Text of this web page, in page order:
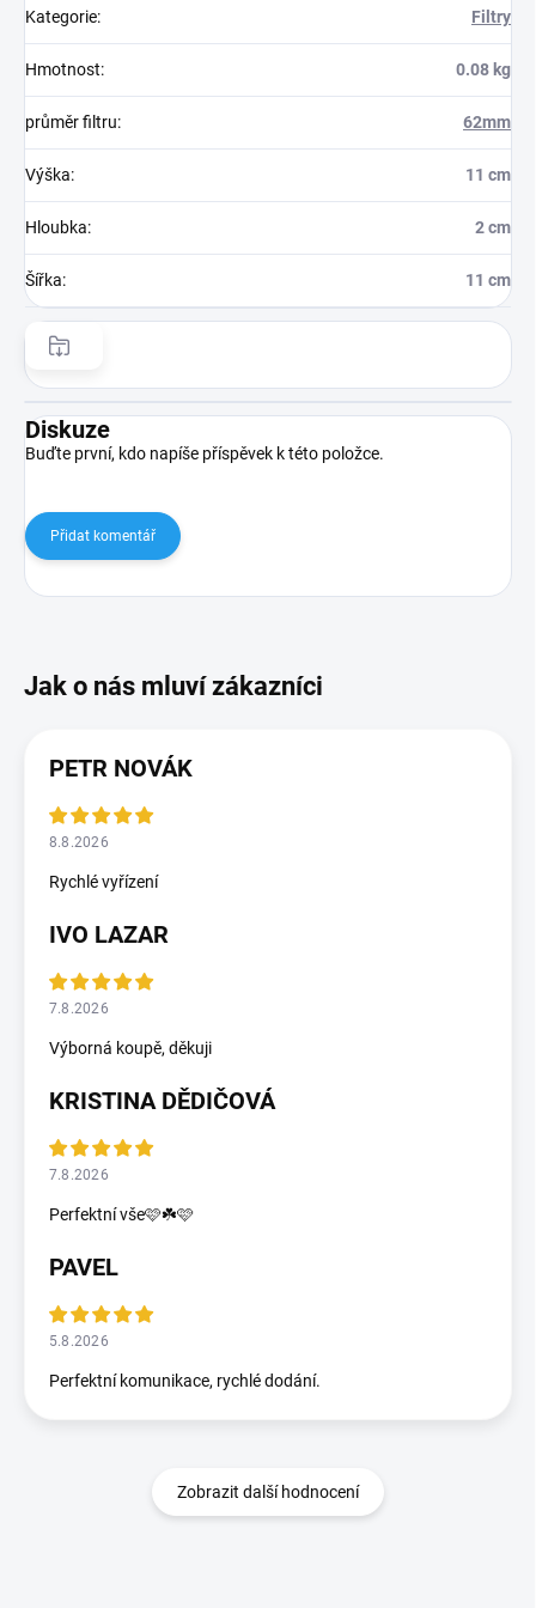
Kategorie: Filtry
Hmotnost: 0.08 kg
průměr filtru: 62mm
Výška: 11 cm
Hloubka: 2 cm
Šířka: 11 cm
Diskuze
Buďte první, kdo napíše příspěvek k této položce.
Přidat komentář
PETR NOVÁK
8.8.2026
Rychlé vyřízení
IVO LAZAR
7.8.2026
Výborná koupě, děkuji
KRISTINA DĚDIČOVÁ
7.8.2026
Perfektní vše🩷☘️🩷
PAVEL
5.8.2026
Perfektní komunikace, rychlé dodání.
Zobrazit další hodnocení